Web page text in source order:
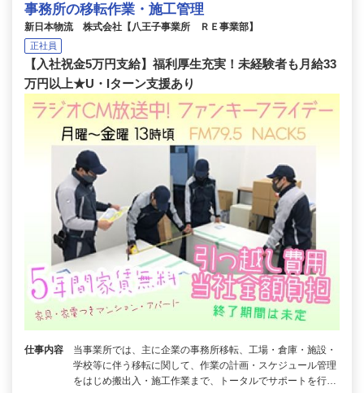
事務所の移転作業・施工管理
新日本物流 株式会社【八王子事業所 ＲＥ事業部】
正社員
【入社祝金5万円支給】福利厚生充実！未経験者も月給33
万円以上★U・Iターン支援あり
仕事内容
当事業所では、主に企業の事務所移転、工場・倉庫・施設・
学校等に伴う移転に関して、作業の計画・スケジュール管理
をはじめ搬出入・施工作業まで、トータルでサポートを行…